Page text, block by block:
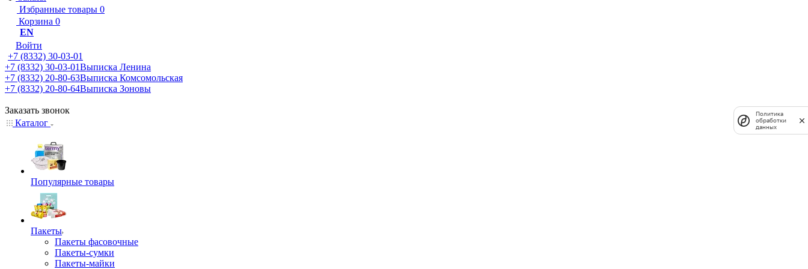
Избранные товары 0
Корзина 0
EN
Войти
+7 (8332) 30-03-01
+7 (8332) 30-03-01Выписка Ленина
+7 (8332) 20-80-63Выписка Комсомольская
+7 (8332) 20-80-64Выписка Зоновы
Заказать звонок
Каталог
Популярные товары
Пакеты
Пакеты фасовочные
Пакеты-сумки
Пакеты-майки
Политика
обработки
данных